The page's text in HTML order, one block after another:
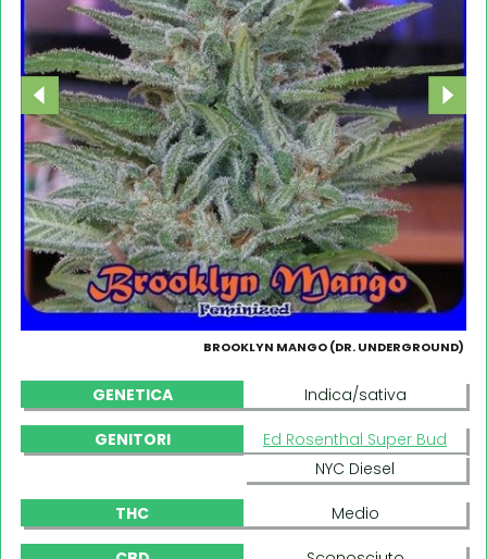
BROOKLYN MANGO (DR. UNDERGROUND)
GENETICA Indica/sativa
GENITORI
Ed Rosenthal Super Bud
NYC Diesel
THC Medio